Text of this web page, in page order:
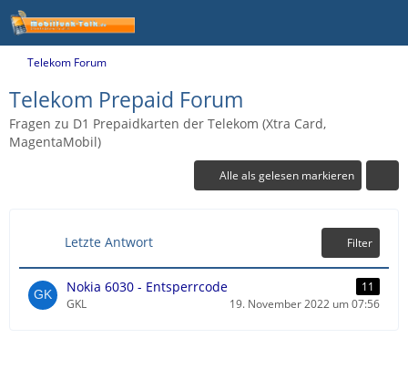
Telekom Forum
Telekom Prepaid Forum
Fragen zu D1 Prepaidkarten der Telekom (Xtra Card,
MagentaMobil)
Alle als gelesen markieren
Letzte Antwort Filter
Nokia 6030 - Entsperrcode
11
GKL
19. November 2022 um 07:56